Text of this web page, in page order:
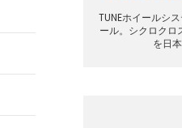
TUNEホイールシ
ール。シクロクロ
を日